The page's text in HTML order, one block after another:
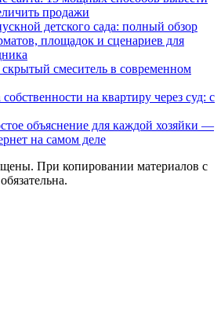
продажи
детского сада: полный обзор
площадок и сценариев для
смеситель в современном
на квартиру через суд: с
объяснение для каждой хозяйки —
на самом деле
При копировании материалов с
обязательна.